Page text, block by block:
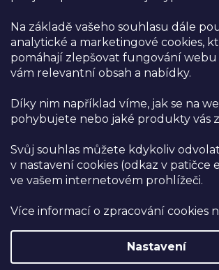
Na základě vašeho souhlasu dále
analytické a marketingové cookies,
pomáhají zlepšovat fungování webu
vám relevantní obsah a nabídky.
Díky nim například víme, jak se na
pohybujete nebo jaké produkty vás
Svůj souhlas můžete kdykoliv
v nastavení cookies (odkaz v patičce
ve vašem internetovém prohlížeči.
Více informací o zpracování cookies
Nastavení
Obchodní podmínky
Reklamace a vrácení zboží
Ochrana osobních údajů
Prodejna NUTSMAN
Těmice 329, Těmice 696 84
Zobrazit na mapě
Budeme se na vás těšit:
Po, St, Čt: 06:00–15:00